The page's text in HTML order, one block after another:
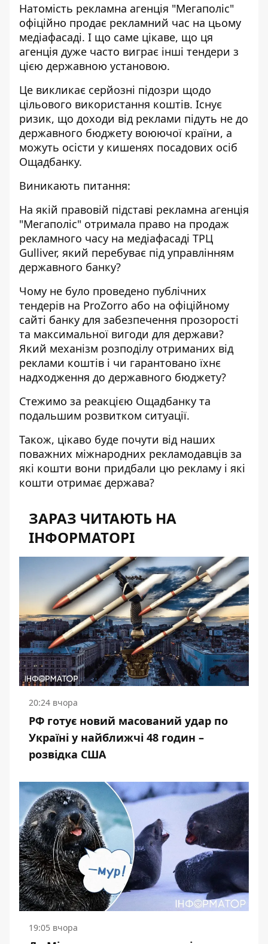
Натомість рекламна агенція "Мегаполіс"
офіційно продає рекламний час на цьому
медіафасаді. І що саме цікаве, що ця
агенція дуже часто виграє інші тендери з
цією державною установою.
Це викликає серйозні підозри щодо
цільового використання коштів. Існує
ризик, що доходи від реклами підуть не до
державного бюджету воюючої країни, а
можуть осісти у кишенях посадових осіб
Ощадбанку.
Виникають питання:
На якій правовій підставі рекламна агенція
"Мегаполіс" отримала право на продаж
рекламного часу на медіафасаді ТРЦ
Gulliver, який перебуває під управлінням
державного банку?
Чому не було проведено публічних
тендерів на ProZorro або на офіційному
сайті банку для забезпечення прозорості
та максимальної вигоди для держави?
Який механізм розподілу отриманих від
реклами коштів і чи гарантовано їхнє
надходження до державного бюджету?
Стежимо за реакцією Ощадбанку та
подальшим розвитком ситуації.
Також, цікаво буде почути від наших
поважних міжнародних рекламодавців за
які кошти вони придбали цю рекламу і які
кошти отримає держава?
ЗАРАЗ ЧИТАЮТЬ НА
ІНФОРМАТОРІ
20:24 вчора
РФ готує новий масований удар по
Україні у найближчі 48 годин –
розвідка США
19:05 вчора